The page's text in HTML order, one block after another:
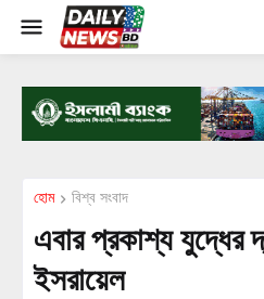
হোম বিশ্ব সংবাদ
এবার প্রকাশ্য যুদ্ধের
ইসরায়েল